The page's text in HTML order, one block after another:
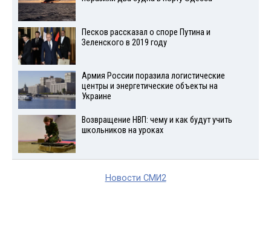
Песков рассказал о споре Путина и
Зеленского в 2019 году
Армия России поразила логистические
центры и энергетические объекты на
Украине
Возвращение НВП: чему и как будут учить
школьников на уроках
Новости СМИ2